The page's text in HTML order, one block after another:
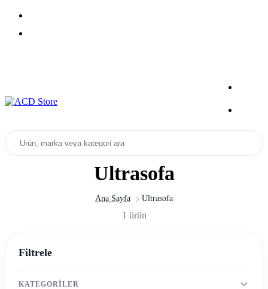
Ürün, marka veya kategori ara
Ultrasofa
Ana Sayfa Ultrasofa
1 ürün
Filtrele
KATEGORILER